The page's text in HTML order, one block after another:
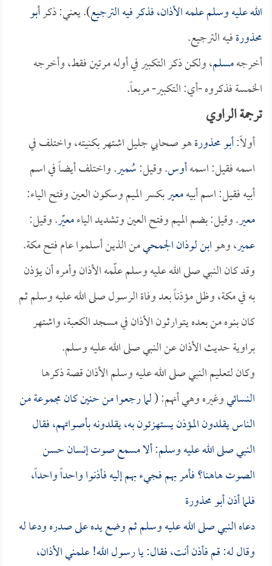
الله عليه وسلم علمه الأذان، فذكر فيه الترجيع). يعني: ذكرأبو
محذورةفيه الترجيع.
أخرجهمسلم، ولكن ذكر التكبير في أوله مرتين فقط، وأخرجه
الخمسة فذكروه -أي: التكبير- مربعاً.
ترجمة الراوي
أولاً:أبو محذورةهو صحابي جليل اشتهر بكنيته، واختلف في
اسمه فقيل: اسمهأوس. وقيل:سُمير. واختلف أيضاً في اسم
أبيه فقيل: اسم أبيهمعيربكسر الميم وسكون العين وفتح الياء:
معير. وقيل: بضم الميم وفتح العين وتشديد الياءمعيّر. وقيل:
عمير، وهوابن لوذان الجمحيمن الذين أسلموا عام فتح مكة.
وقد كان النبي صلى الله عليه وسلم علّمه الأذان وأمره أن يؤذن
به في مكة، وظل مؤذناً بعد وفاة الرسول صلى الله عليه وسلم ثم
كان بنوه من بعده يتوارثون الأذان في مسجد الكعبة، واشتهر
براوية حديث الأذان عن النبي صلى الله عليه وسلم.
وكان لتعليم النبي صلى الله عليه وسلم الأذان قصة ذكرها
النسائيوغيره وهي أنهم: (لما رجعوا من حنين كان مجموعة من
الناس يقلدون المؤذن يستهزئون به، يقلدونه بأصواتهم، فقال
النبي صلى الله عليه وسلم: ألا مسمع صوت إنسان حسن
الصوت هاهنا؟ فأمر بهم فجيء بهم إليه فأذنوا واحداً واحداً،
فلما أذنأبو محذورة
دعاه النبي صلى الله عليه وسلم ثم وضع يده على صدره ودعا له
وقال له: قم فأذن أنت، فقال: يا رسول الله! علمني الأذان،